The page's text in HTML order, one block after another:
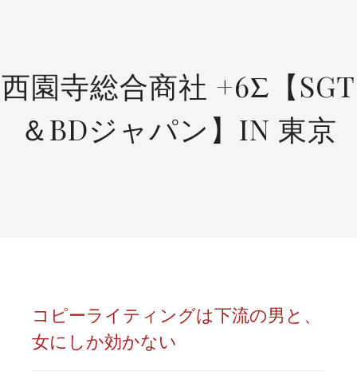
西園寺総合商社 +6Σ【SGT
＆BDジャパン】IN 東京
コピーライティングは下流の男と、
女にしか効かない